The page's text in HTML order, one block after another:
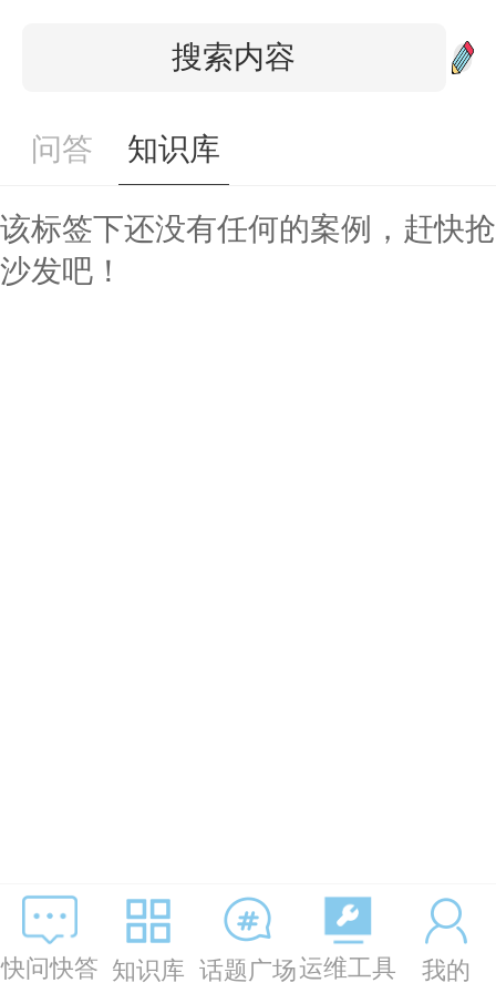
快问快答 知识库 话题广场运维工具 我的
问答 知识库
该标签下还没有任何的案例，赶快抢
沙发吧！